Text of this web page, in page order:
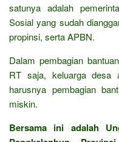
satunya adalah
Sosial yang sudah
propinsi, serta APBN.
Dalam pembagian
RT saja, keluarga desa
harusnya pembagian
miskin.
Bersama ini adalah